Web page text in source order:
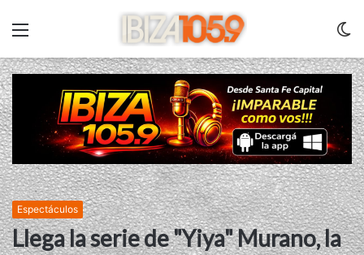
Espectáculos
Llega la serie de "Yiya" Murano, la